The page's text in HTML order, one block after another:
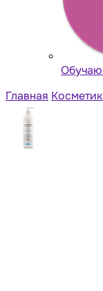
Главная